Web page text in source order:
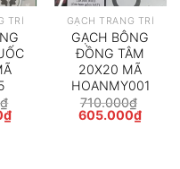
TRÍ
₫
₫Giá
hiện
GẠCH TRANG TRÍ
GẠCH BÔNG
ĐỒNG TÂM
20X20 MÃ
HOANMY001
710.000₫
Giá
605.000₫Giá